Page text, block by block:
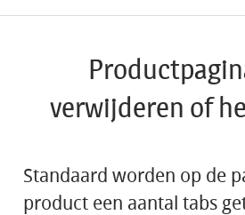
verwijderen of
Standaard worden op de
product een aantal tabs